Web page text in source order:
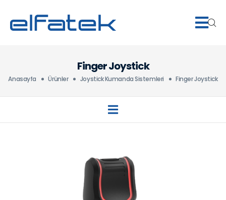
Finger Joystick
Anasayfa Ürünler Joystick Kumanda Sistemleri Finger Joystick